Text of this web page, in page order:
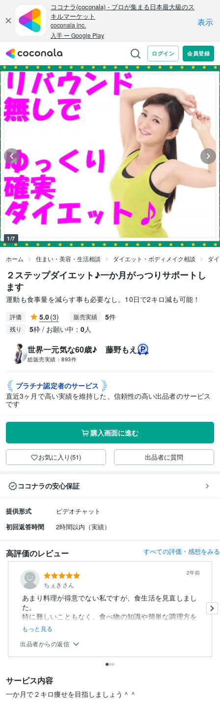
1/7
ホーム 住まい・美容・生活相談 ダイエット・ボディメイク相談 ダ
２ステップダイエット♪一か月がっつりサポートし
ます
運動も食事量を減らす事も必要なし。10日で2キロ減も可能！
評価 5.0(3) 販売実績 5件
残り 5枠 / お願い中： 0人
世界一元気な60歳♪ 藤野もえ
総販売実績： 893件
プラチナ認定者のサービス
直近3ヶ月で高い実績を維持した、信頼性の高い出品者のサービス
です
購入画面に進む
お気に入り(51) 出品者に質問
ココナラの安心保証
提供形式
ビデオチャット
初回返答時間
2時間以内（実績）
高評価のレビュー すべての評価・感想をみる
ちぇきさん
2年前
あまり料理が得意でない私ですが、食生活を見直しまし
た。
特に難しいこともなく、食べ物の知識や簡単な調理方を
教えていただき...
もっと見る
出品者からの返信
サービス内容
一か月で２キロ痩せを目指しましょう＾＾